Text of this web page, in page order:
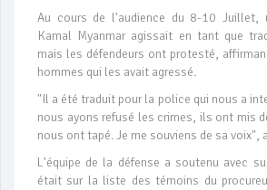
Au cours de l'audience du 8-10 Juillet,
Kamal Myanmar agissait en tant que
mais les défendeurs ont protesté,
hommes qui les avait agressé.
"Il a été traduit pour la police qui nous a
nous ayons refusé les crimes, ils ont mis
nous ont tapé. Je me souviens de sa voix",
L'équipe de la défense a soutenu avec
était sur la liste des témoins du